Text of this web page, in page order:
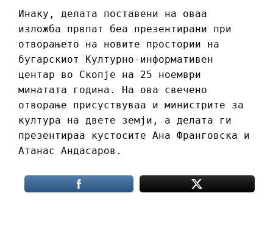
Инаку, делата поставени на оваа
изложба првпат беа презентирани при
отворањето на новите простории на
бугарскиот Културно-информативен
центар во Скопје на 25 ноември
минатата година. На ова свечено
отворање присуствуваа и министрите за
култура на двете земји, а делата ги
презентираа кустосите Ана Франговска и
Атанас Андасаров.